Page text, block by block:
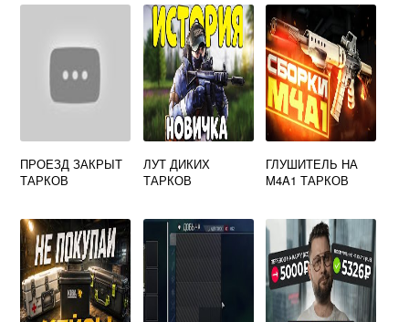
ПРОЕЗД ЗАКРЫТ
ТАРКОВ
ЛУТ ДИКИХ
ТАРКОВ
ГЛУШИТЕЛЬ НА
M4A1 ТАРКОВ